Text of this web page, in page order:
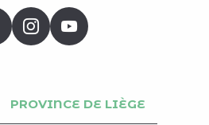
PROVINCE DE LIÈGE